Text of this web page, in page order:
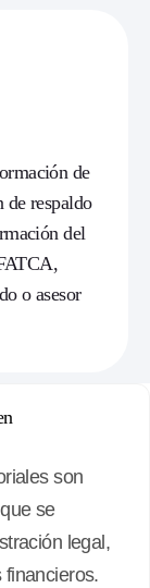
de
de respaldo
del
o asesor
son
se
legal,